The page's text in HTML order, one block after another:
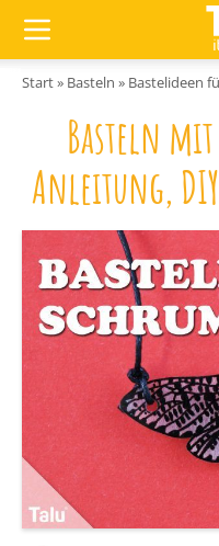
Start» Basteln » Bastelideen
Basteln
Anleitung,